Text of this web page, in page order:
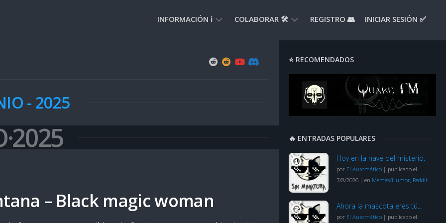
INFORMACIÓN ℹ️ COLABORAR 🛠️
APORTE
REGISTRO 👥 INICIAR SESIÓN ✅
- 2025
– Black magic woman
⭐ RECOMENDADOS
🔥 ENTRADAS POPULARES
Hoy en la nave del misterio:
por El Automático | publicado el
7/8/2026 | en Memes/Humor, Reddit
Ahora la mascota eres tú…
por El Automático | publicado el